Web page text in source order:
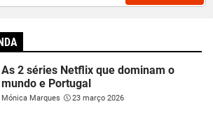
As 2 séries Netflix que dominam o
mundo e Portugal
Mónica Marques 23 março 2026